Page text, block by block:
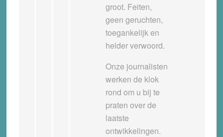
groot. Feiten,
geen geruchten,
toegankelijk en
helder verwoord.
Onze journalisten
werken de klok
rond om u bij te
praten over de
laatste
ontwikkelingen.